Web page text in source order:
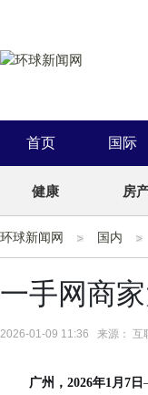
首页 国际
健康 房
环球新闻网 国内
一手网商
2026-01-09 11:36 来源： 互
广州，2026年1月 7日